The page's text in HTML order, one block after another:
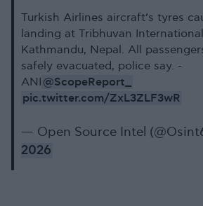
Turkish Airlines aircraft’s tyres
landing at Tribhuvan
Kathmandu, Nepal. All
safely evacuated, police say. -
ANI @ScopeReport_
pic.twitter.com/ZxL3ZLF3wR
— Open Source Intel
2026